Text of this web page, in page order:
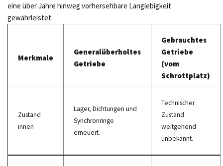
eine über Jahre hinweg vorhersehbare Langlebigkeit
gewährleistet.
Merkmale
Generalüberholtes
Getriebe
Gebrauchtes
Getriebe
(vom
Schrottplatz)
Zustand
innen
Lager, Dichtungen und
Synchronringe
erneuert.
Technischer
Zustand
weitgehend
unbekannt.